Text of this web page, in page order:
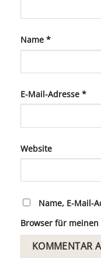
Name *
E-Mail-Adresse *
Website
Name, E-Mail-
Browser für